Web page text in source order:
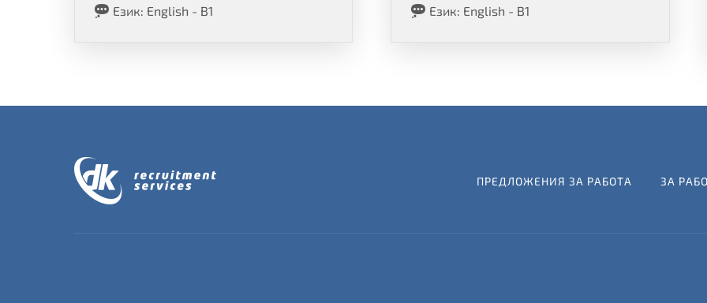
Език: English - B1
Език: English - B1
ПРЕДЛОЖЕНИЯ ЗА РАБОТА ЗА